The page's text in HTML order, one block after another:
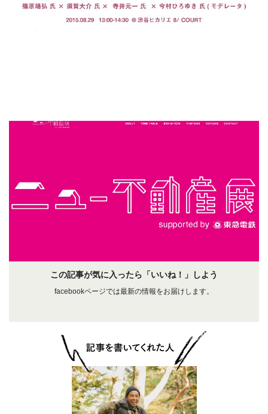
この記事が気に入ったら「いいね！」しよう
facebookページでは最新の情報をお届けします。